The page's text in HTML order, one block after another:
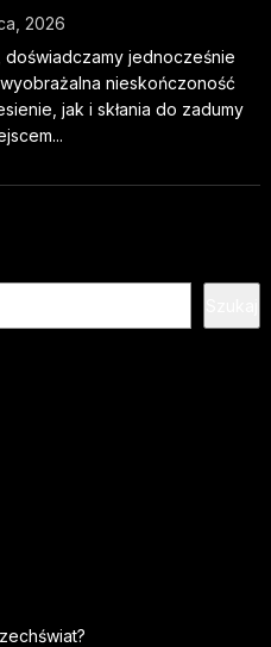
2026
jednocześnie
nieskończoność
jak i skłania do zadumy